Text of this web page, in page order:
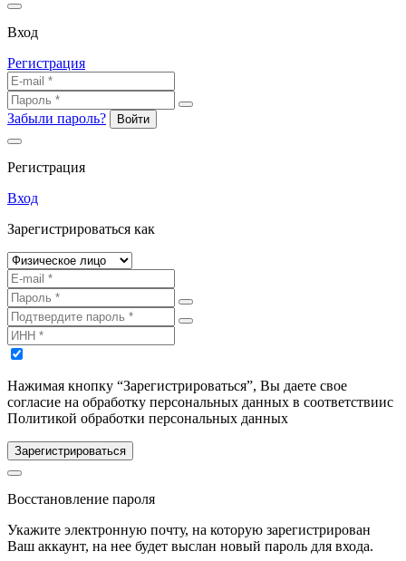
Вход
Регистрация
Забыли пароль? Войти
Регистрация
Вход
Зарегистрироваться как
Нажимая кнопку “Зарегистрироваться”, Вы даете свое
согласие на обработку персональных данных в соответствиис
Политикой обработки персональных данных
Зарегистрироваться
Восстановление пароля
Укажите электронную почту, на которую зарегистрирован
Ваш аккаунт, на нее будет выслан новый пароль для входа.